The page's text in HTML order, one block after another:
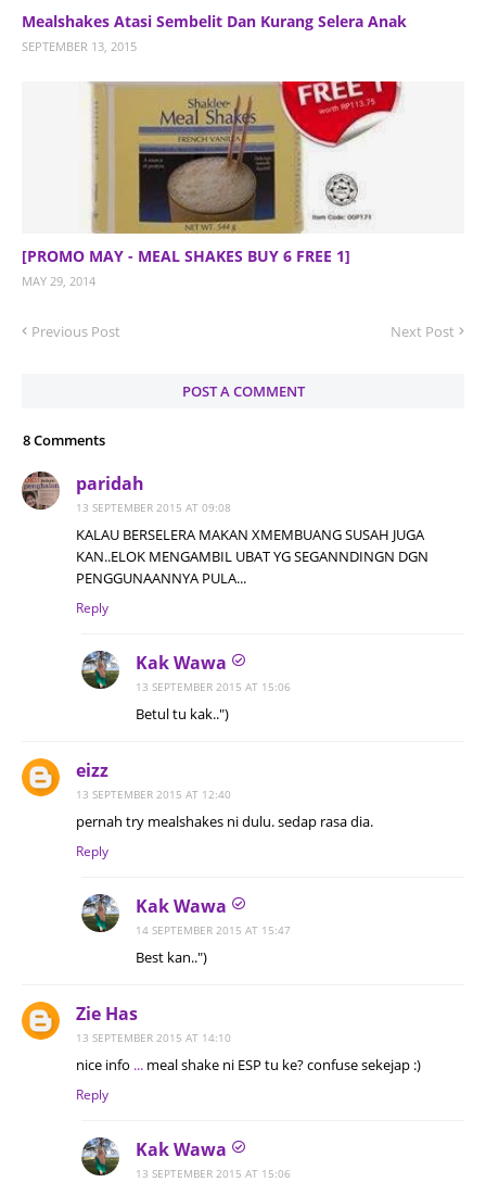
Mealshakes Atasi Sembelit Dan Kurang Selera Anak
SEPTEMBER 13, 2015
[PROMO MAY - MEAL SHAKES BUY 6 FREE 1]
MAY 29, 2014
Previous Post Next Post
POST A COMMENT
8 Comments
paridah
13 SEPTEMBER 2015 AT 09:08
KALAU BERSELERA MAKAN XMEMBUANG SUSAH JUGA
KAN..ELOK MENGAMBIL UBAT YG SEGANNDINGN DGN
PENGGUNAANNYA PULA...
Reply
Kak Wawa
13 SEPTEMBER 2015 AT 15:06
Betul tu kak..")
eizz
13 SEPTEMBER 2015 AT 12:40
pernah try mealshakes ni dulu. sedap rasa dia.
Reply
Kak Wawa
14 SEPTEMBER 2015 AT 15:47
Best kan..")
Zie Has
13 SEPTEMBER 2015 AT 14:10
nice info ... meal shake ni ESP tu ke? confuse sekejap :)
Reply
Kak Wawa
13 SEPTEMBER 2015 AT 15:06